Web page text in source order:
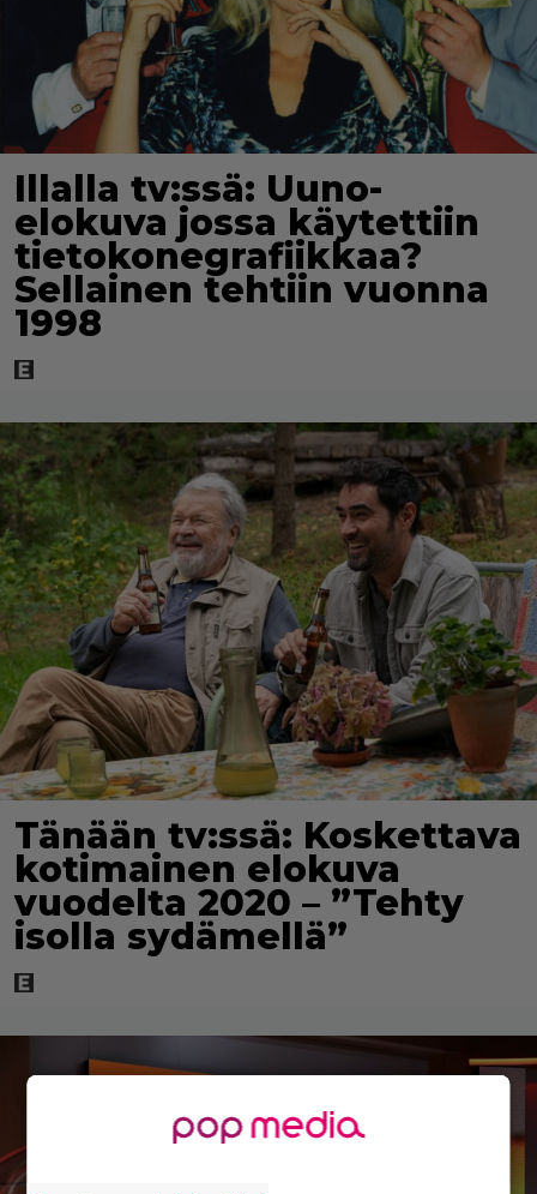
Illalla tv:ssä: Uuno-
elokuva jossa käytettiin
tietokonegrafiikkaa?
Sellainen tehtiin vuonna
1998
Tänään tv:ssä: Koskettava
kotimainen elokuva
vuodelta 2020 – ”Tehty
isolla sydämellä”